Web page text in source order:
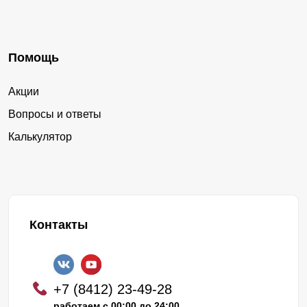
Помощь
Акции
Вопросы и ответы
Калькулятор
Контакты
+7 (8412) 23-49-28